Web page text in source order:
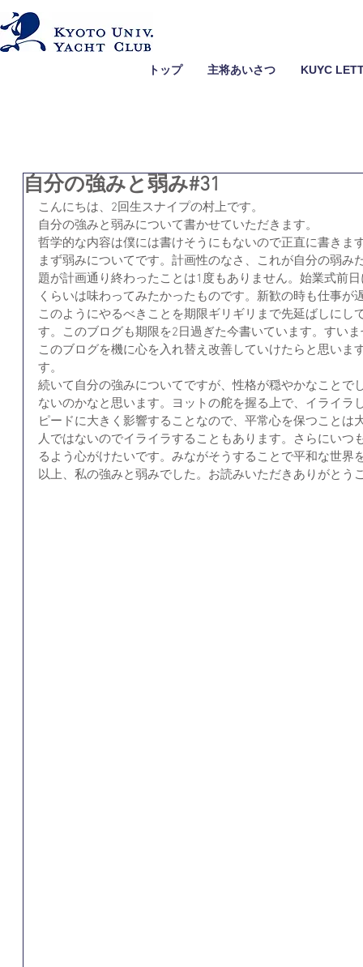
トップ 主将あいさつ KUYC
自分の強みと弱み#31
こんにちは、2回生スナイプの村上です。
自分の強みと弱みについて書かせていただきます。
哲学的な内容は僕には書けそうにもないので正直に書きま
まず弱みについてです。計画性のなさ、これが自分の弱み
題が計画通り終わったことは1度もありません。始業式前
くらいは味わってみたかったものです。新歓の時も仕事が
このようにやるべきことを期限ギリギリまで先延ばしにし
す。このブログも期限を2日過ぎた今書いています。すい
このブログを機に心を入れ替え改善していけたらと思いま
す。
続いて自分の強みについてですが、性格が穏やかなことで
ないのかなと思います。ヨットの舵を握る上で、イライラ
ピードに大きく影響することなので、平常心を保つことは
人ではないのでイライラすることもあります。さらにいつ
るよう心がけたいです。みながそうすることで平和な世界
以上、私の強みと弱みでした。お読みいただきありがとう